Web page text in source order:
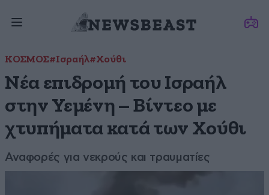
ΚΟΣΜΟΣ#Ισραήλ#Χούθι
Νέα επιδρομή του Ισραήλ
στην Υεμένη – Βίντεο με
χτυπήματα κατά των Χούθι
Αναφορές για νεκρούς και τραυματίες